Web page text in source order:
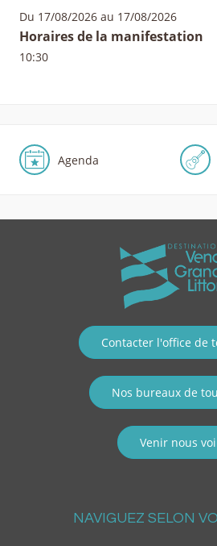
Du 17/08/2026 au 17/08/2026
Horaires de la manifestation
10:30
Agenda
Contacter l'office de
Nos bureaux de
Venir nous
NAVIGUEZ SELON